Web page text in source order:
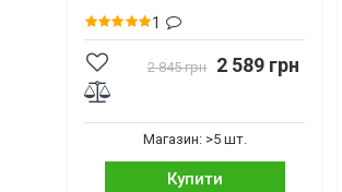
1
2 845 грн 2 589 грн
Магазин: >5 шт.
Купити